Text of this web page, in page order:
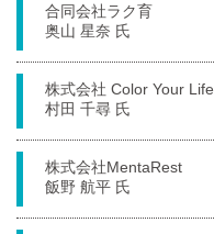
合同会社ラク育
奥山 星奈 氏
株式会社 Color Your Life
村田 千尋 氏
株式会社MentaRest
飯野 航平 氏